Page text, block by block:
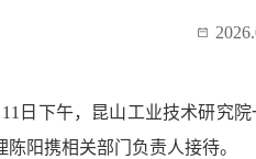
日下午，昆山工业技术研究
陈阳携相关部门负责人接待。